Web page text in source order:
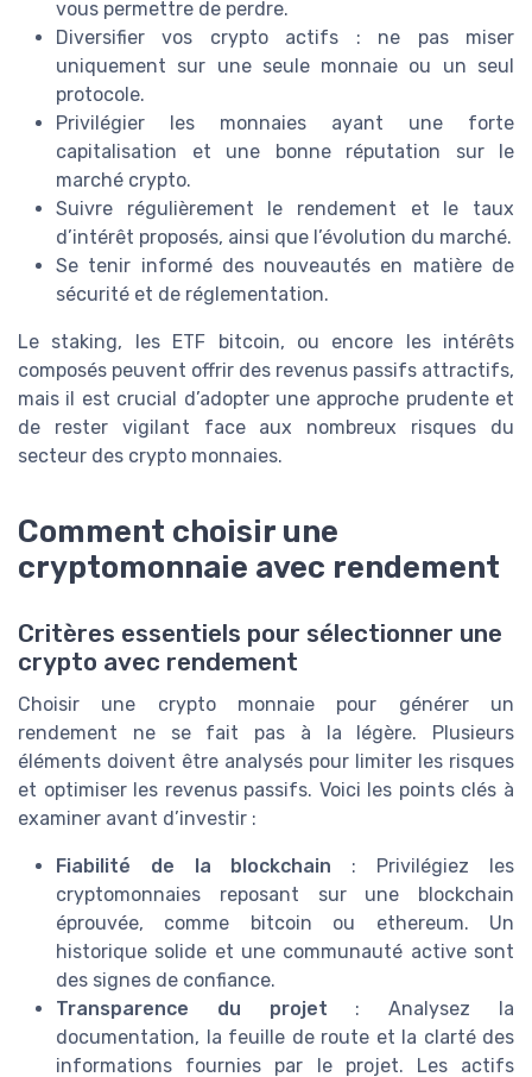
vous permettre de perdre.
Diversifier vos crypto actifs : ne pas miser
uniquement sur une seule monnaie ou un seul
protocole.
Privilégier les monnaies ayant une forte
capitalisation et une bonne réputation sur le
marché crypto.
Suivre régulièrement le rendement et le taux
d’intérêt proposés, ainsi que l’évolution du marché.
Se tenir informé des nouveautés en matière de
sécurité et de réglementation.
Le staking, les ETF bitcoin, ou encore les intérêts
composés peuvent offrir des revenus passifs attractifs,
mais il est crucial d’adopter une approche prudente et
de rester vigilant face aux nombreux risques du
secteur des crypto monnaies.
Comment choisir une
cryptomonnaie avec rendement
Critères essentiels pour sélectionner une
crypto avec rendement
Choisir une crypto monnaie pour générer un
rendement ne se fait pas à la légère. Plusieurs
éléments doivent être analysés pour limiter les risques
et optimiser les revenus passifs. Voici les points clés à
examiner avant d’investir :
Fiabilité de la blockchain : Privilégiez les
cryptomonnaies reposant sur une blockchain
éprouvée, comme bitcoin ou ethereum. Un
historique solide et une communauté active sont
des signes de confiance.
Transparence du projet : Analysez la
documentation, la feuille de route et la clarté des
informations fournies par le projet. Les actifs